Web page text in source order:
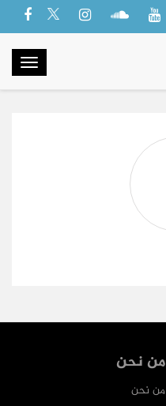
من نحن
من نحن